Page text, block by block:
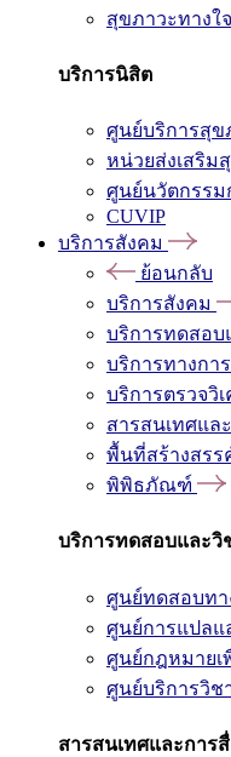
สุขภาวะทางใ
บริการนิสิต
ศูนย์บริการสุข
หน่วยส่งเสริม
ศูนย์นวัตกรรม
CUVIP
บริการสังคม
ย้อนกลับ
บริการสังคม
บริการทดสอบ
บริการทางกา
บริการตรวจวิ
สารสนเทศแล
พื้นที่สร้างสรร
พิพิธภัณฑ์
บริการทดสอบและวิ
ศูนย์ทดสอบทา
ศูนย์การแปลแ
ศูนย์กฎหมาย
ศูนย์บริการวิช
สารสนเทศและการ